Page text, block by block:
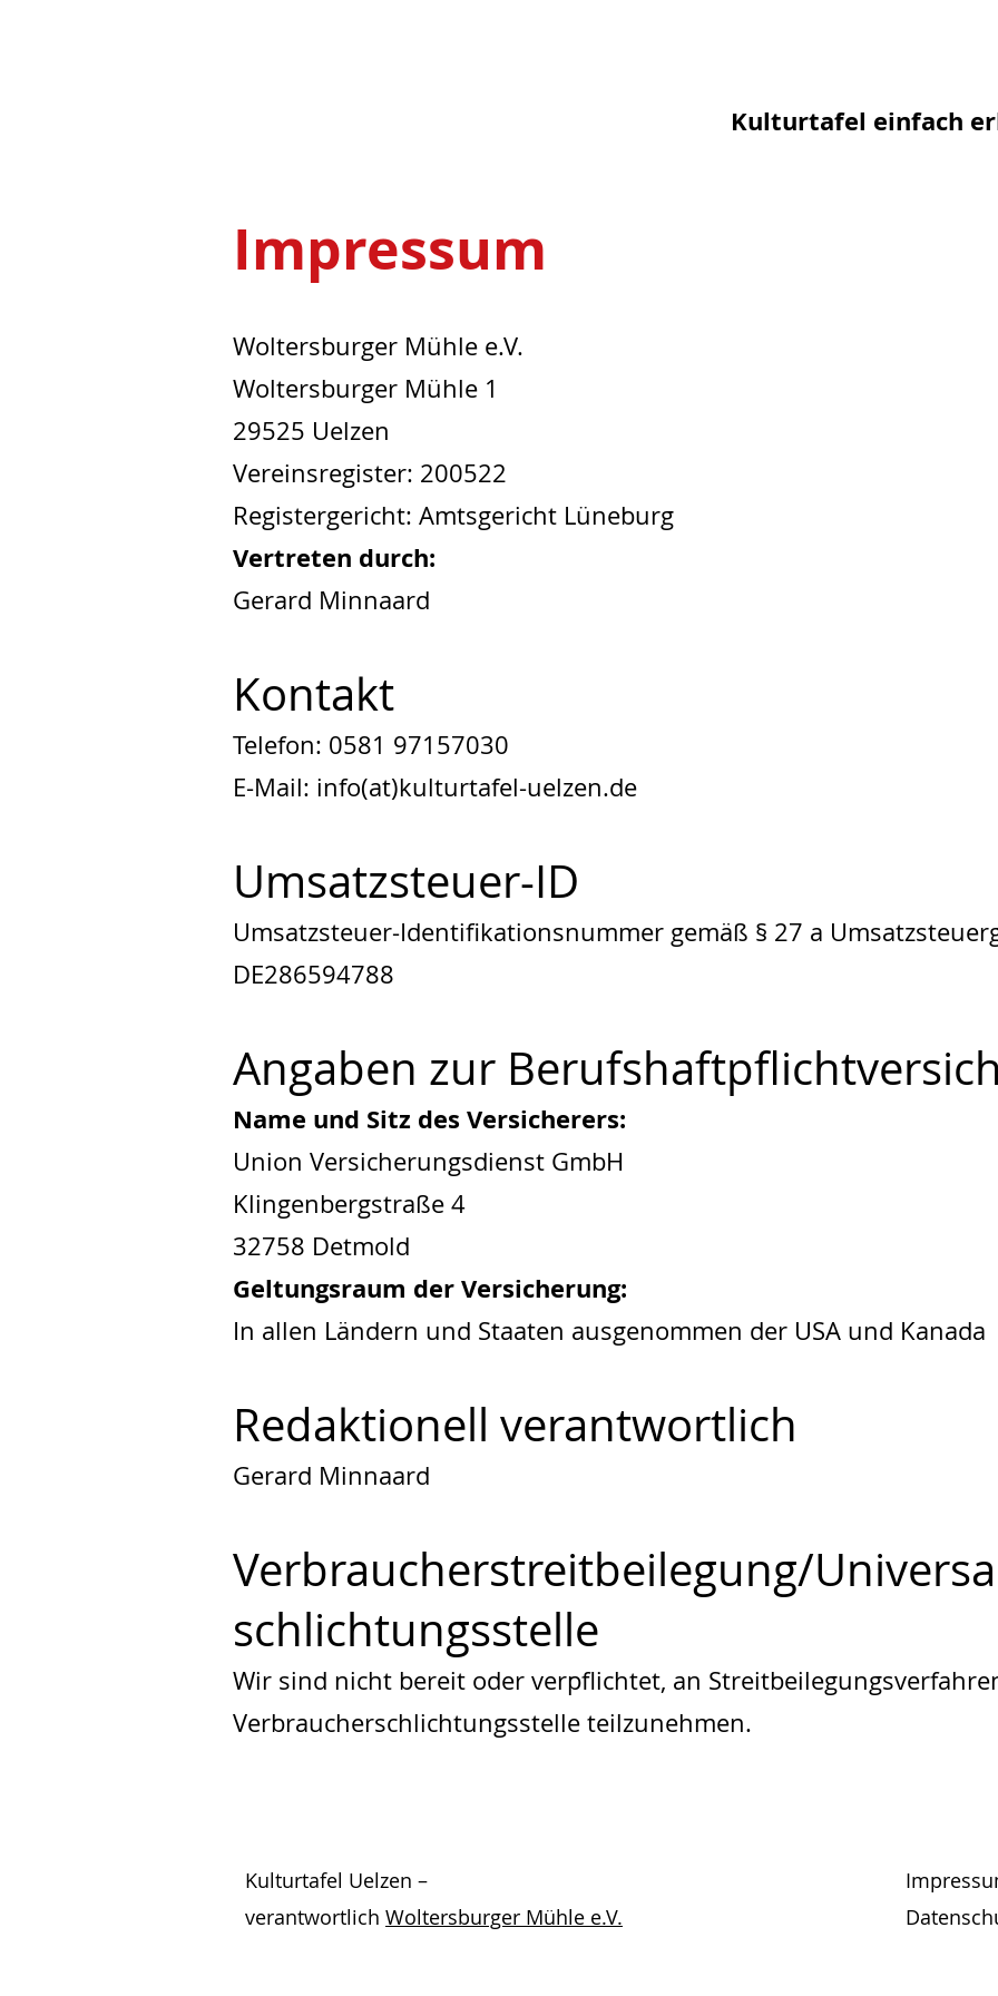
Kulturtafel einfach
Impressum
Woltersburger Mühle e.V.
Woltersburger Mühle 1
29525 Uelzen
Vereinsregister: 200522
Registergericht: Amtsgericht Lüneburg
Vertreten durch:
Gerard Minnaard
Kontakt
Telefon: 0581 97157030
E-Mail: info(at)kulturtafel-uelzen.de
Umsatzsteuer-ID
Umsatzsteuer-Identifikationsnummer gemäß § 27 a
DE286594788
Angaben zur
Name und Sitz des Versicherers:
Union Versicherungsdienst GmbH
Klingenbergstraße 4
32758 Detmold
Geltungsraum der Versicherung:
In allen Ländern und Staaten ausgenommen der USA und Kanada
Redaktionell verantwortlich
Gerard Minnaard
Verbraucher­streit­beilegung/
schlichtungs­stelle
Wir sind nicht bereit oder verpflichtet, an
Verbraucherschlichtungsstelle teilzunehmen.
Kulturtafel Uelzen –
verantwortlich Woltersburger Mühle e.V.